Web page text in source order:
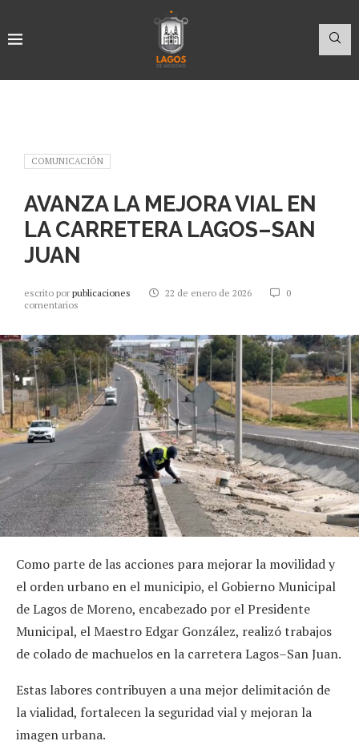
COMUNICACIÓN
AVANZA LA MEJORA VIAL EN
LA CARRETERA LAGOS–SAN
JUAN
escrito por publicaciones 22 de enero de 2026
0
comentarios
Como parte de las acciones para mejorar la movilidad y
el orden urbano en el municipio, el Gobierno Municipal
de Lagos de Moreno, encabezado por el Presidente
Municipal, el Maestro Edgar González, realizó trabajos
de colado de machuelos en la carretera Lagos–San Juan.
Estas labores contribuyen a una mejor delimitación de
la vialidad, fortalecen la seguridad vial y mejoran la
imagen urbana.